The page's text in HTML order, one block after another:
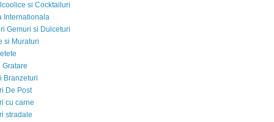
si Cocktailuri
Internationala
Gemuri si Dulceturi
si Muraturi
Gratare
Branzeturi
De Post
cu carne
stradale